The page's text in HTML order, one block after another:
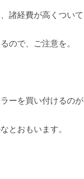
諸経費が高くつい
ので、ご注意を。
ーを買い付けるのが
とおもいます。